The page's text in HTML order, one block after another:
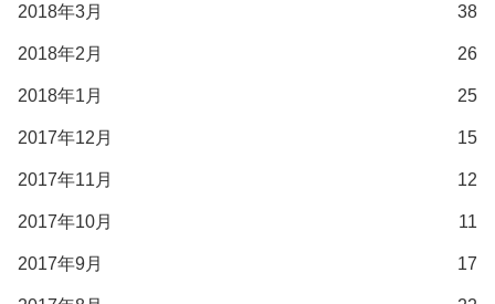
2018年3月 38
2018年2月 26
2018年1月 25
2017年12月 15
2017年11月 12
2017年10月 11
2017年9月 17